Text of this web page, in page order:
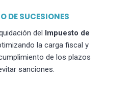
DE SUCESIONES
del Impuesto de
la carga fiscal y
de los plazos
sanciones.